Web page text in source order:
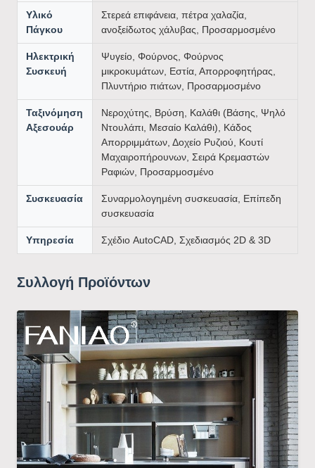
Υλικό
Πάγκου
Στερεά επιφάνεια, πέτρα χαλαζία,
ανοξείδωτος χάλυβας, Προσαρμοσμένο
Ηλεκτρική
Συσκευή
Ψυγείο, Φούρνος, Φούρνος
μικροκυμάτων, Εστία, Απορροφητήρας,
Πλυντήριο πιάτων, Προσαρμοσμένο
Ταξινόμηση
Αξεσουάρ
Νεροχύτης, Βρύση, Καλάθι (Βάσης, Ψηλό
Ντουλάπι, Μεσαίο Καλάθι), Κάδος
Απορριμμάτων, Δοχείο Ρυζιού, Κουτί
Μαχαιροπήρουνων, Σειρά Κρεμαστών
Ραφιών, Προσαρμοσμένο
Συσκευασία
Συναρμολογημένη συσκευασία, Επίπεδη
συσκευασία
Υπηρεσία Σχέδιο AutoCAD, Σχεδιασμός 2D & 3D
Συλλογή Προϊόντων